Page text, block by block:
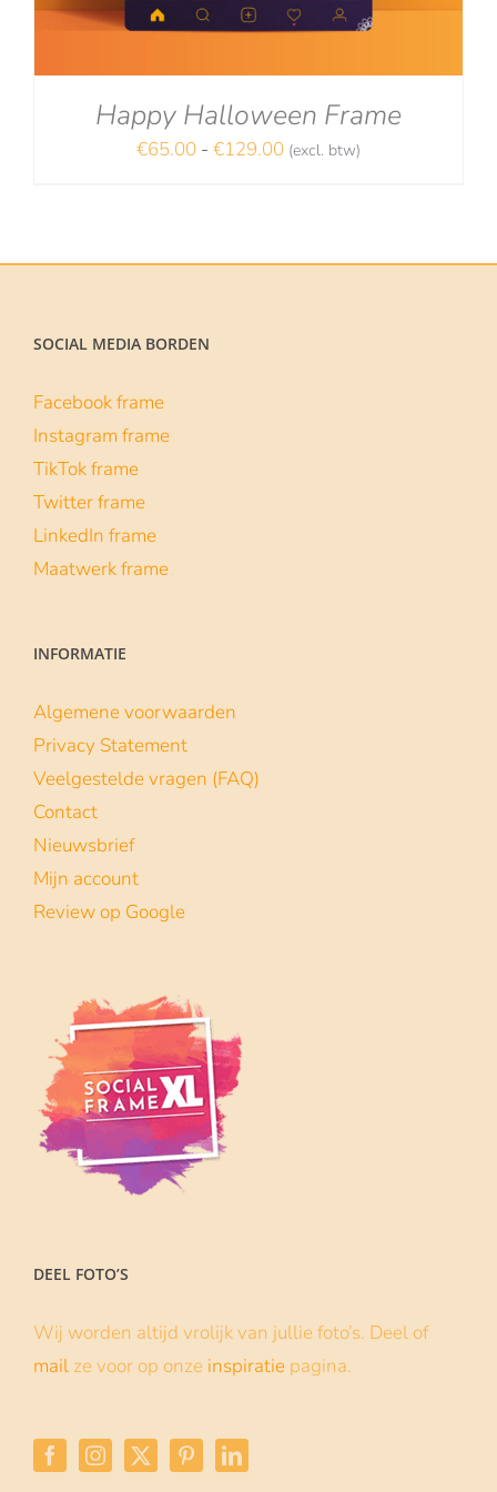
Happy Halloween Frame
€65.00 - €129.00Prijsklasse:
(excl. btw)
SOCIAL MEDIA BORDEN
Facebook frame
Instagram frame
TikTok frame
Twitter frame
LinkedIn frame
Maatwerk frame
INFORMATIE
Algemene voorwaarden
Privacy Statement
Veelgestelde vragen (FAQ)
Contact
Nieuwsbrief
Mijn account
Review op Google
DEEL FOTO’S
Wij worden altijd vrolijk van jullie foto’s. Deel of
mail ze voor op onze inspiratie pagina.